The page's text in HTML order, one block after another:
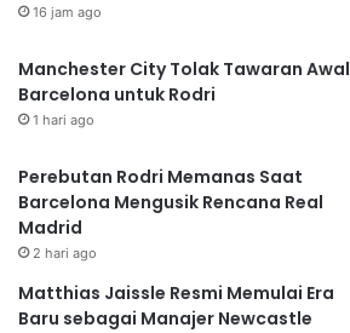
16 jam ago
Manchester City Tolak Tawaran Awal
Barcelona untuk Rodri
1 hari ago
Perebutan Rodri Memanas Saat
Barcelona Mengusik Rencana Real
Madrid
2 hari ago
Matthias Jaissle Resmi Memulai Era
Baru sebagai Manajer Newcastle